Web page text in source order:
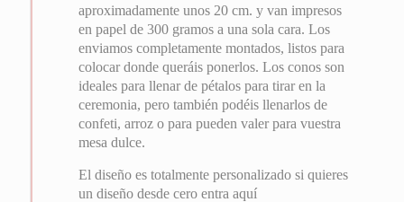
aproximadamente unos 20 cm. y van impresos
en papel de 300 gramos a una sola cara. Los
enviamos completamente montados, listos para
colocar donde queráis ponerlos. Los conos son
ideales para llenar de pétalos para tirar en la
ceremonia, pero también podéis llenarlos de
confeti, arroz o para pueden valer para vuestra
mesa dulce.
El diseño es totalmente personalizado si quieres
un diseño desde cero entra aquí